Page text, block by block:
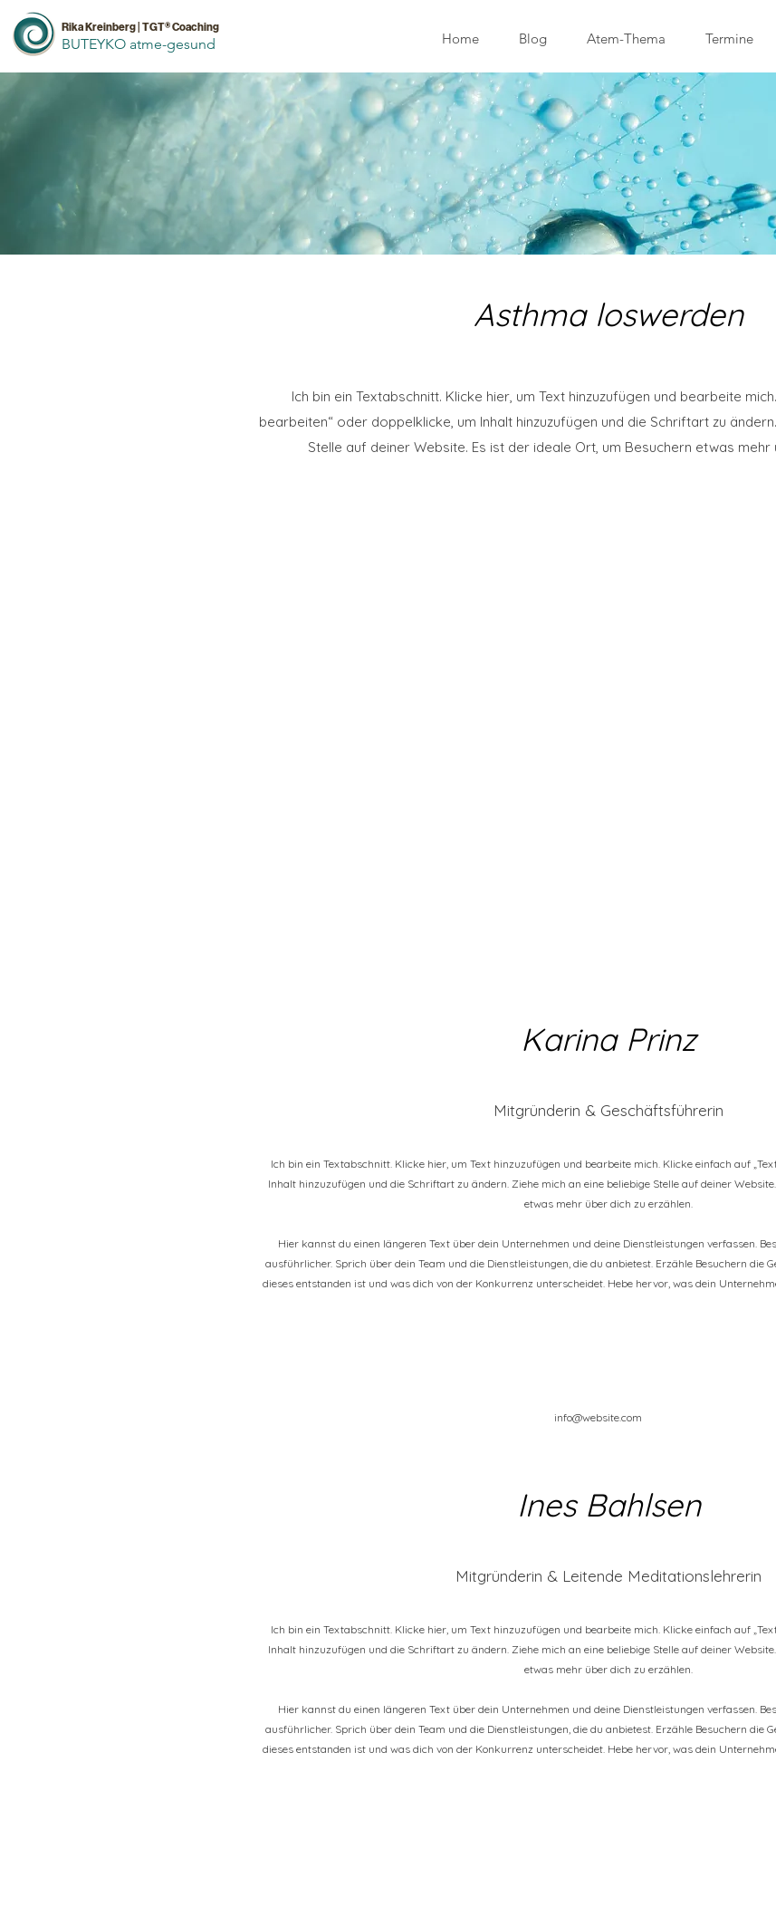
Rika Kreinberg | TGT® Coaching
BUTEYKO atme-gesund Home Blog Atem-Thema Termine
Asthma loswerden
Ich bin ein Textabschnitt. Klicke hier, um Text hinzuzufügen und bearbeite
bearbeiten“ oder doppelklicke, um Inhalt hinzuzufügen und die Schriftart zu
Stelle auf deiner Website. Es ist der ideale Ort, um Besuchern etwas mehr
Karina Prinz
Mitgründerin & Geschäftsführerin
Ich bin ein Textabschnitt. Klicke hier, um Text hinzuzufügen und bearbeite mich. Klicke einfach auf
Inhalt hinzuzufügen und die Schriftart zu ändern. Ziehe mich an eine beliebige Stelle auf deiner
etwas mehr über dich zu erzählen.
Hier kannst du einen längeren Text über dein Unternehmen und deine Dienstleistungen verfassen.
ausführlicher. Sprich über dein Team und die Dienstleistungen, die du anbietest. Erzähle Besuchern die
dieses entstanden ist und was dich von der Konkurrenz unterscheidet. Hebe hervor, was dein
info@website.com
Ines Bahlsen
Mitgründerin & Leitende Meditationslehrerin
Ich bin ein Textabschnitt. Klicke hier, um Text hinzuzufügen und bearbeite mich. Klicke einfach auf
Inhalt hinzuzufügen und die Schriftart zu ändern. Ziehe mich an eine beliebige Stelle auf deiner
etwas mehr über dich zu erzählen.
Hier kannst du einen längeren Text über dein Unternehmen und deine Dienstleistungen verfassen.
ausführlicher. Sprich über dein Team und die Dienstleistungen, die du anbietest. Erzähle Besuchern die
dieses entstanden ist und was dich von der Konkurrenz unterscheidet. Hebe hervor, was dein